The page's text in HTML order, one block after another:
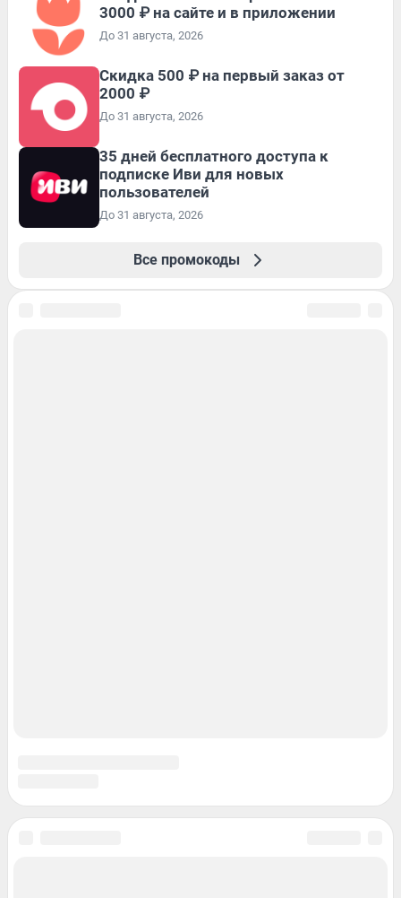
3000 ₽ на сайте и в приложении
До 31 августа, 2026
Скидка 500 ₽ на первый заказ от
2000 ₽
До 31 августа, 2026
35 дней бесплатного доступа к
подписке Иви для новых
пользователей
До 31 августа, 2026
Все промокоды